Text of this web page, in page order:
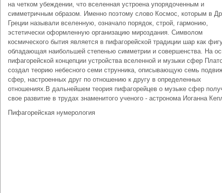
на четком убеждении, что вселенная устроена упорядоченным и
симметричным образом. Именно поэтому слово Космос, которым в
Греции называли вселенную, означало порядок, строй, гармонию,
эстетически оформленную организацию мироздания. Символом
космического бытия является в пифагорейской традиции шар как
обладающая наибольшей степенью симметрии и совершенства. На
пифагорейской концепции устройства вселенной и музыки сфер
создал теорию небесного семи струнника, описывающую семь
сфер, настроенных друг по отношению к другу в определенных
отношениях.В дальнейшем теория пифагорейцев о музыке сфер
свое развитие в трудах знаменитого ученого - астронома Иоганна
Пифагорейская нумерология